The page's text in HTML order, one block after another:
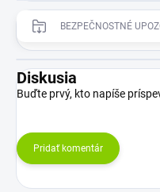
BEZPEČNOSTNÉ
Diskusia
Buďte prvý, kto napíše
Pridať komentár